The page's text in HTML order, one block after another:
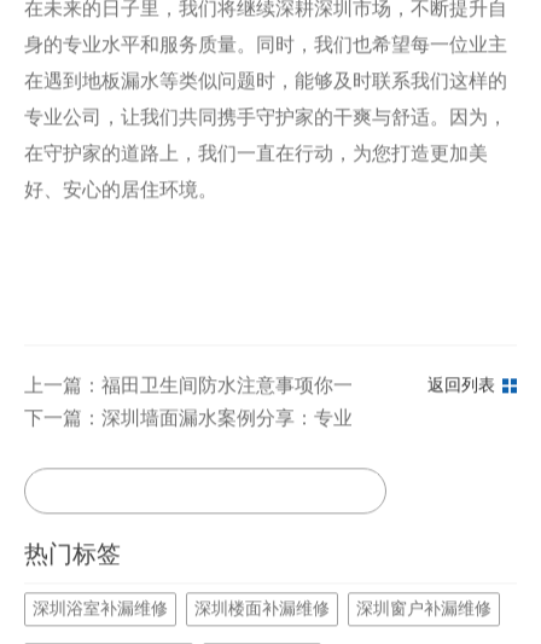
在未来的日子里，我们将继续深耕深圳市场，不断提升自
身的专业水平和服务质量。同时，我们也希望每一位业主
在遇到地板漏水等类似问题时，能够及时联系我们这样的
专业公司，让我们共同携手守护家的干爽与舒适。因为，
在守护家的道路上，我们一直在行动，为您打造更加美
好、安心的居住环境。
上一篇：福田卫生间防水注意事项你一定要知道返回列表
下一篇：深圳墙面漏水案例分享：专业防水补漏，重塑家的
热门标签
深圳浴室补漏维修 深圳楼面补漏维修 深圳窗户补漏维修